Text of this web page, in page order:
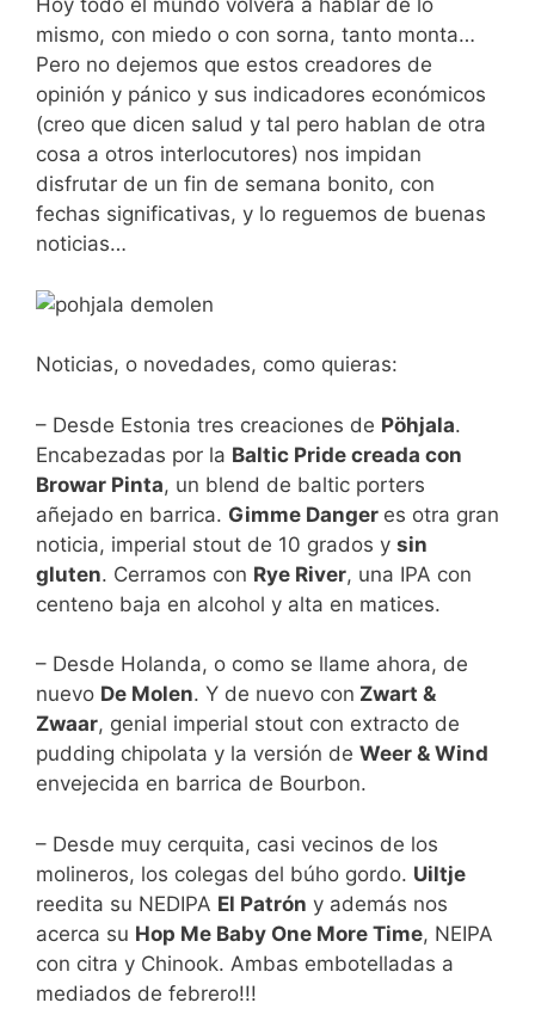
Hoy todo el mundo volverá a hablar de lo
mismo, con miedo o con sorna, tanto monta…
Pero no dejemos que estos creadores de
opinión y pánico y sus indicadores económicos
(creo que dicen salud y tal pero hablan de otra
cosa a otros interlocutores) nos impidan
disfrutar de un fin de semana bonito, con
fechas significativas, y lo reguemos de buenas
noticias…
Noticias, o novedades, como quieras:
– Desde Estonia tres creaciones de Pöhjala.
Encabezadas por la Baltic Pride creada con
Browar Pinta, un blend de baltic porters
añejado en barrica. Gimme Danger es otra gran
noticia, imperial stout de 10 grados y sin
gluten. Cerramos con Rye River, una IPA con
centeno baja en alcohol y alta en matices.
– Desde Holanda, o como se llame ahora, de
nuevo De Molen. Y de nuevo con Zwart &
Zwaar, genial imperial stout con extracto de
pudding chipolata y la versión de Weer & Wind
envejecida en barrica de Bourbon.
– Desde muy cerquita, casi vecinos de los
molineros, los colegas del búho gordo. Uiltje
reedita su NEDIPA El Patrón y además nos
acerca su Hop Me Baby One More Time, NEIPA
con citra y Chinook. Ambas embotelladas a
mediados de febrero!!!